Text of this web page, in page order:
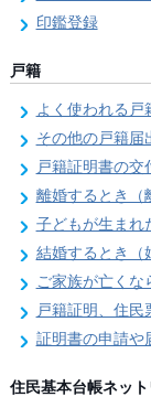
印鑑登録
戸籍
よく使われる戸
その他の戸籍届
戸籍証明書の交
離婚するとき（
子どもが生まれ
結婚するとき（
ご家族が亡くな
戸籍証明、住民票
証明書の申請や
住民基本台帳ネッ